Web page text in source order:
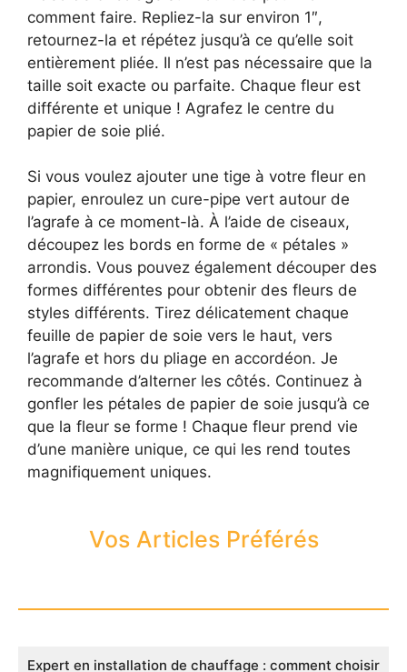
comment faire. Repliez-la sur environ 1″,
retournez-la et répétez jusqu’à ce qu’elle soit
entièrement pliée. Il n’est pas nécessaire que la
taille soit exacte ou parfaite. Chaque fleur est
différente et unique ! Agrafez le centre du
papier de soie plié.
Si vous voulez ajouter une tige à votre fleur en
papier, enroulez un cure-pipe vert autour de
l’agrafe à ce moment-là. À l’aide de ciseaux,
découpez les bords en forme de « pétales »
arrondis. Vous pouvez également découper des
formes différentes pour obtenir des fleurs de
styles différents. Tirez délicatement chaque
feuille de papier de soie vers le haut, vers
l’agrafe et hors du pliage en accordéon. Je
recommande d’alterner les côtés. Continuez à
gonfler les pétales de papier de soie jusqu’à ce
que la fleur se forme ! Chaque fleur prend vie
d’une manière unique, ce qui les rend toutes
magnifiquement uniques.
Vos Articles Préférés
Expert en installation de chauffage : comment choisir